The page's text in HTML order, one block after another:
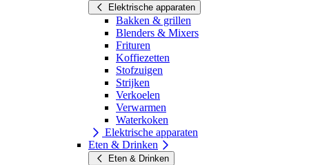
Elektrische apparaten
Bakken & grillen
Blenders & Mixers
Frituren
Koffiezetten
Stofzuigen
Strijken
Verkoelen
Verwarmen
Waterkoken
Elektrische apparaten
Eten & Drinken
Eten & Drinken